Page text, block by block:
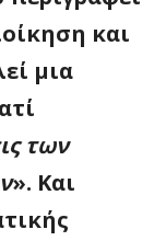
και
μια
των
». Και